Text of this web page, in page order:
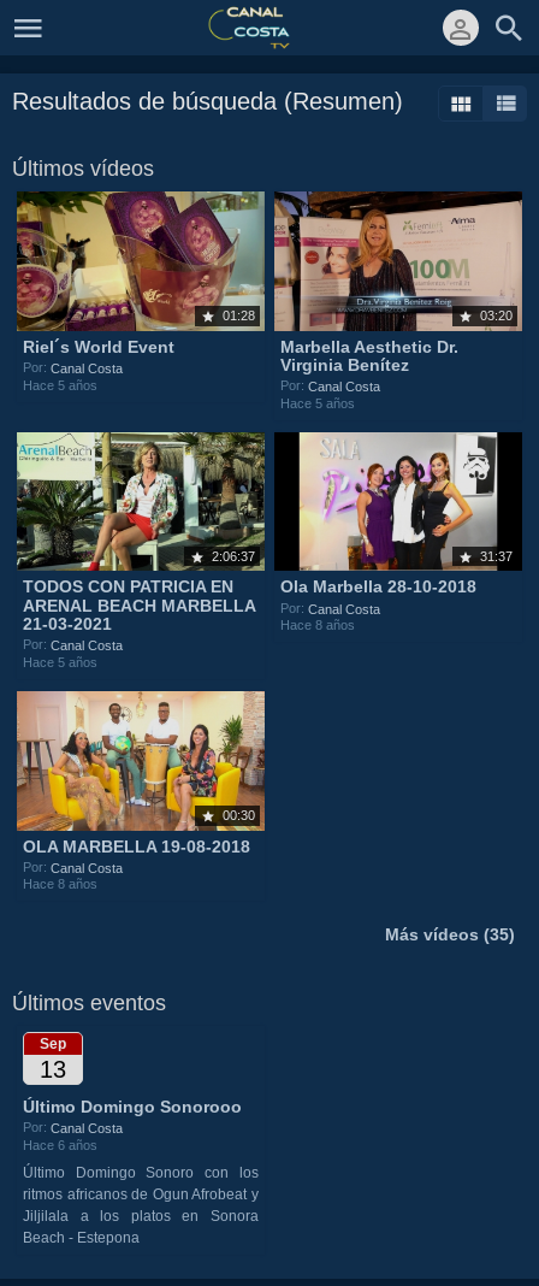
Resultados de búsqueda (Resumen)
Últimos vídeos
01:28
Riel´s World Event
Por:Canal Costa
Hace 5 años
03:20
Marbella Aesthetic Dr.
Virginia Benítez
Por:Canal Costa
Hace 5 años
2:06:37
TODOS CON PATRICIA EN
ARENAL BEACH MARBELLA
21-03-2021
Por:Canal Costa
Hace 5 años
31:37
Ola Marbella 28-10-2018
Por:Canal Costa
Hace 8 años
00:30
OLA MARBELLA 19-08-2018
Por:Canal Costa
Hace 8 años
Más vídeos (35)
Últimos eventos
Sep
13
Último Domingo Sonorooo
Por:Canal Costa
Hace 6 años
Último Domingo Sonoro con los
ritmos africanos de Ogun Afrobeat y
Jiljilala a los platos en Sonora
Beach - Estepona